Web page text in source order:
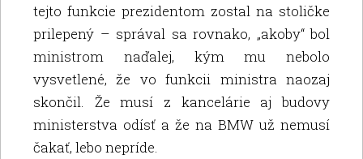
tejto funkcie prezidentom zostal na stoličke
prilepený – správal sa rovnako, „akoby“ bol
ministrom naďalej, kým mu nebolo
vysvetlené, že vo funkcii ministra naozaj
skončil. Že musí z kancelárie aj budovy
ministerstva odísť a že na BMW už nemusí
čakať, lebo nepríde.